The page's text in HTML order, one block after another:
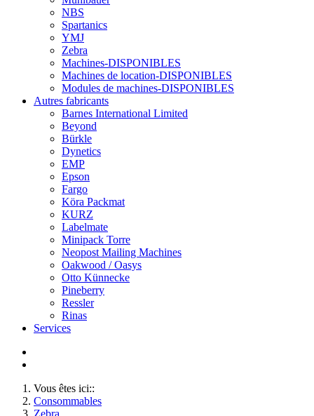
NBS
Spartanics
YMJ
Zebra
Machines-DISPONIBLES
Machines de location-DISPONIBLES
Modules de machines-DISPONIBLES
Autres fabricants
Barnes International Limited
Beyond
Bürkle
Dynetics
EMP
Epson
Fargo
Köra Packmat
KURZ
Labelmate
Minipack Torre
Neopost Mailing Machines
Oakwood / Oasys
Otto Künnecke
Pineberry
Ressler
Rinas
Services
Vous êtes ici::
Consommables
Zebra